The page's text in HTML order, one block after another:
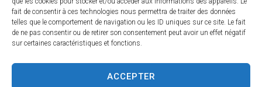
fait de consentir à ces technologies nous permettra de traiter des données
telles que le comportement de navigation ou les ID uniques sur ce site. Le fait
de ne pas consentir ou de retirer son consentement peut avoir un effet négatif
sur certaines caractéristiques et fonctions.
ACCEPTER